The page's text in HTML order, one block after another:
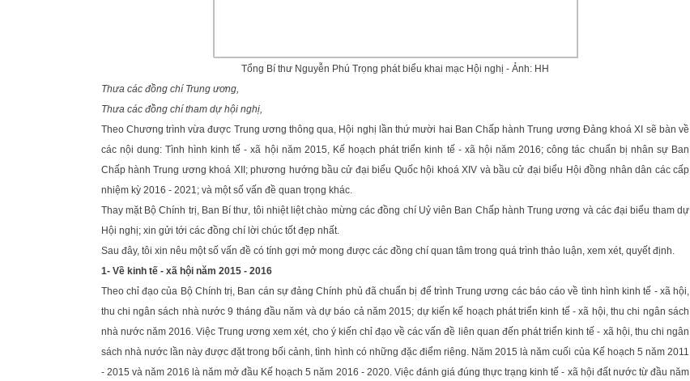
Tổng Bí thư Nguyễn Phú Trọng phát biểu khai mạc Hội nghị - Ảnh: HH
Thưa các đồng chí Trung ương,
Thưa các đồng chí tham dự hội nghị,
Theo Chương trình vừa được Trung ương thông qua, Hội nghị lần thứ mười hai Ban Chấp hành Trung ương Đảng khoá XI sẽ bàn về
các nội dung: Tình hình kinh tế - xã hội năm 2015, Kế hoạch phát triển kinh tế - xã hội năm 2016; công tác chuẩn bị nhân sự Ban
Chấp hành Trung ương khoá XII; phương hướng bầu cử đại biểu Quốc hội khoá XIV và bầu cử đại biểu Hội đồng nhân dân các cấp
nhiệm kỳ 2016 - 2021; và một số vấn đề quan trọng khác.
Thay mặt Bộ Chính trị, Ban Bí thư, tôi nhiệt liệt chào mừng các đồng chí Uỷ viên Ban Chấp hành Trung ương và các đại biểu tham dự
Hội nghị; xin gửi tới các đồng chí lời chúc tốt đẹp nhất.
Sau đây, tôi xin nêu một số vấn đề có tính gợi mở mong được các đồng chí quan tâm trong quá trình thảo luận, xem xét, quyết định.
1- Về kinh tế - xã hội năm 2015 - 2016
Theo chỉ đạo của Bộ Chính trị, Ban cán sự đảng Chính phủ đã chuẩn bị để trình Trung ương các báo cáo về tình hình kinh tế - xã hội,
thu chi ngân sách nhà nước 9 tháng đầu năm và dự báo cả năm 2015; dự kiến kế hoạch phát triển kinh tế - xã hội, thu chi ngân sách
nhà nước năm 2016. Việc Trung ương xem xét, cho ý kiến chỉ đạo về các vấn đề liên quan đến phát triển kinh tế - xã hội, thu chi ngân
sách nhà nước lần này được đặt trong bối cảnh, tình hình có những đặc điểm riêng. Năm 2015 là năm cuối của Kế hoạch 5 năm 2011
- 2015 và năm 2016 là năm mở đầu Kế hoạch 5 năm 2016 - 2020. Việc đánh giá đúng thực trạng kinh tế - xã hội đất nước từ đầu năm